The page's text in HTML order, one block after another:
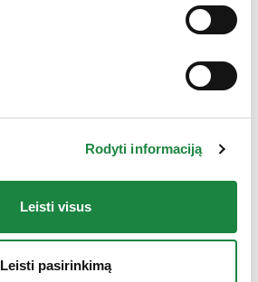
Rodyti informaciją
Leisti visus
Leisti pasirinkimą